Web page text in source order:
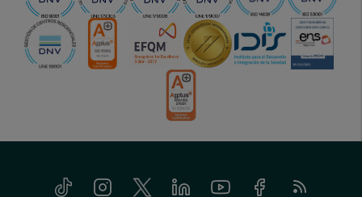
Tiktok InstagramTwitter LinkedinYoutube FacebookFeed